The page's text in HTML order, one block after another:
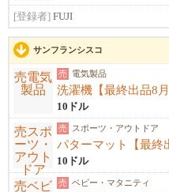
[登録者] FUJI
サンフランシスコ
売 電気製品
洗濯機【最終出品8
10ドル
売 スポーツ・アウトドア
10ドル
売 ベビー・マタニティ